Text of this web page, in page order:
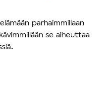
parhaimmillaan
se aiheuttaa